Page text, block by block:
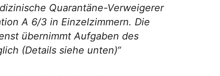
Quarantäne-Verweigerer
A 6/3 in Einzelzimmern. Die
übernimmt Aufgaben des
(Details siehe unten)“